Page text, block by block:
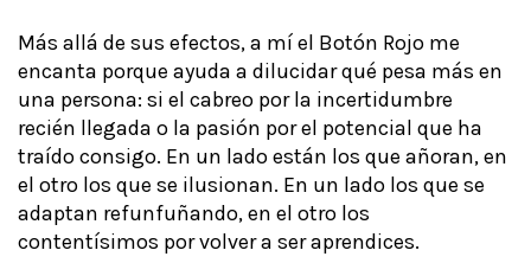
Más allá de sus efectos, a mí el Botón Rojo me
encanta porque ayuda a dilucidar qué pesa más en
una persona: si el cabreo por la incertidumbre
recién llegada o la pasión por el potencial que ha
traído consigo. En un lado están los que añoran, en
el otro los que se ilusionan. En un lado los que se
adaptan refunfuñando, en el otro los
contentísimos por volver a ser aprendices.